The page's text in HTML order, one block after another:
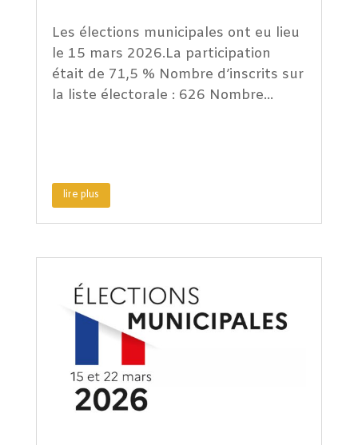
Les élections municipales ont eu lieu
le 15 mars 2026.La participation
était de 71,5 % Nombre d’inscrits sur
la liste électorale : 626 Nombre...
lire plus